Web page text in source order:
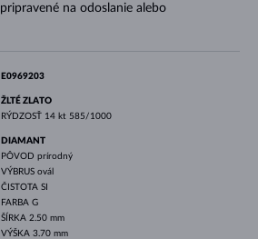
pripravené na odoslanie alebo
E0969203
ŽLTÉ ZLATO
RÝDZOSŤ 14 kt 585/1000
DIAMANT
PÔVOD prírodný
VÝBRUS ovál
ČISTOTA SI
FARBA G
ŠÍRKA 2.50 mm
VÝŠKA 3.70 mm